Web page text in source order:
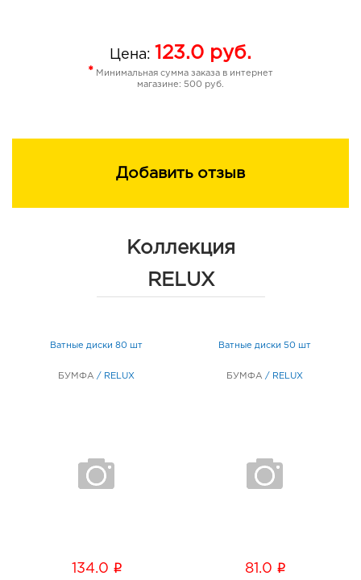
Цена: 123.0 руб.
* Минимальная сумма заказа в интернет
магазине: 500 руб.
Добавить отзыв
Коллекция
RELUX
Ватные диски 80 шт
БУМФА / RELUX
134.0 i
Ватные диски 50 шт
БУМФА / RELUX
81.0 i